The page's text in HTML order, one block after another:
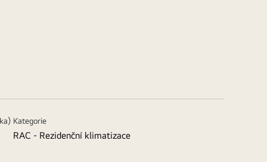
Kategorie
RAC - Rezidenční klimatizace